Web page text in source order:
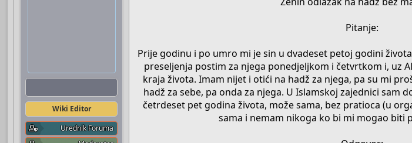
Wiki Editor
Urednik Foruma
Pitanje:
Prije godinu i po umro mi je sin u dvadeset petoj godini
preseljenja postim za njega ponedjeljkom i četvrtkom i, uz
kraja života. Imam nijet i otići na hadž za njega, pa su mi
hadž za sebe, pa onda za njega. U Islamskoj zajednici sam
četrdeset pet godina života, može sama, bez pratioca (u
sama i nemam nikoga ko bi mi mogao biti